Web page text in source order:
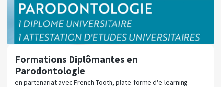
Formations Diplômantes en
Parodontologie
en partenariat avec French Tooth, plate-forme d'e-learning